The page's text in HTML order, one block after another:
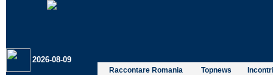
2026-08-09
Raccontare Romania Topnews